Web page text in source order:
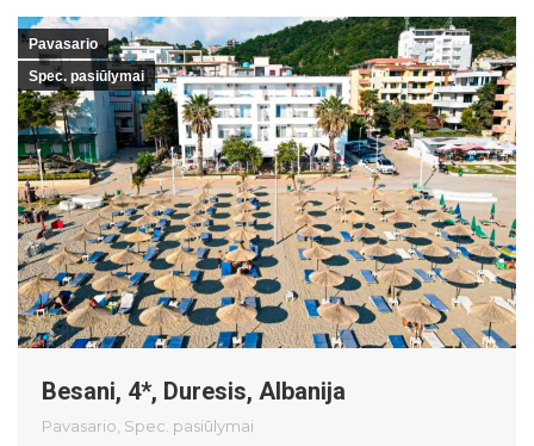
Pavasario
Spec. pasiūlymai
Besani, 4*, Duresis, Albanija
Pavasario, Spec. pasiūlymai